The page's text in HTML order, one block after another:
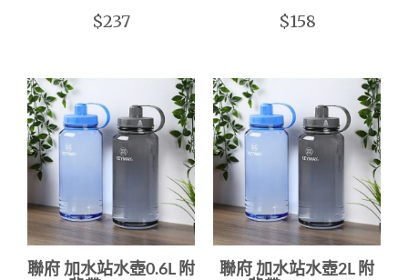
$237 $158
聯府 加水站水壺0.6L 附
聯府 加水站水壺2L 附